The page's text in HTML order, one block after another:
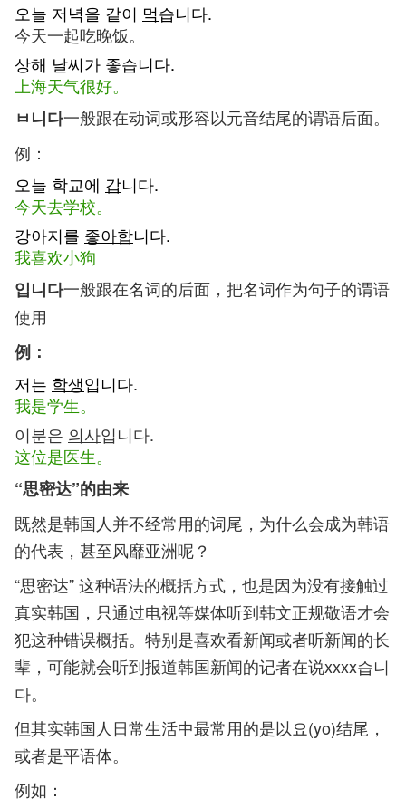
오늘 저녁을 같이 먹습니다.
今天一起吃晚饭。
상해 날씨가 좋습니다.
上海天气很好。
ㅂ니다一般跟在动词或形容以元音结尾的谓语后面。
例：
오늘 학교에 갑니다.
今天去学校。
강아지를 좋아합니다.
我喜欢小狗
입니다一般跟在名词的后面，把名词作为句子的谓语
使用
例：
저는 학생입니다.
我是学生。
이분은 의사입니다.
这位是医生。
“思密达”的由来
既然是韩国人并不经常用的词尾，为什么会成为韩语
的代表，甚至风靡亚洲呢？
“思密达” 这种语法的概括方式，也是因为没有接触过
真实韩国，只通过电视等媒体听到韩文正规敬语才会
犯这种错误概括。特别是喜欢看新闻或者听新闻的长
辈，可能就会听到报道韩国新闻的记者在说xxxx습니
다。
但其实韩国人日常生活中最常用的是以요(yo)结尾，
或者是平语体。
例如：